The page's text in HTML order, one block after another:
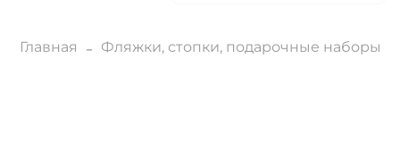
Главная Фляжки, стопки, подарочные наборы